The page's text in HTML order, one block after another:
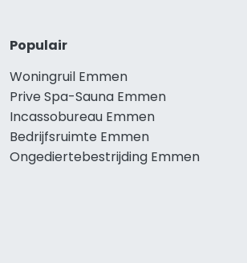
Populair
Woningruil Emmen
Prive Spa-Sauna Emmen
Incassobureau Emmen
Bedrijfsruimte Emmen
Ongediertebestrijding Emmen